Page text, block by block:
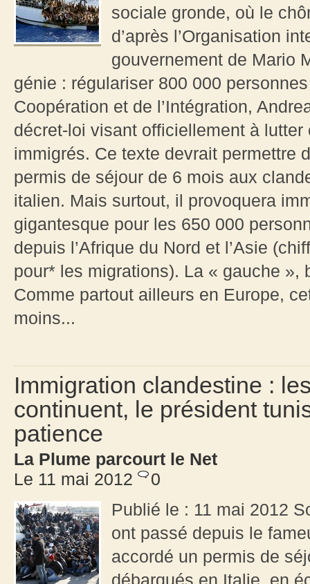
sociale gronde, où le
d’après l’Organisation
gouvernement de Mario
génie : régulariser 800 000
Coopération et de l’Intégration,
décret-loi visant officiellement à
immigrés. Ce texte devrait permettre
permis de séjour de 6 mois aux
italien. Mais surtout, il provoquera
gigantesque pour les 650 000
depuis l’Afrique du Nord et l’Asie
pour* les migrations). La « gauche »,
Comme partout ailleurs en Europe,
moins...
Immigration clandestine :
continuent, le président
patience
La Plume parcourt le Net
Le 11 mai 2012
0
Publié le : 11 mai 2012
ont passé depuis le
accordé un permis de
débarqués en Italie, en